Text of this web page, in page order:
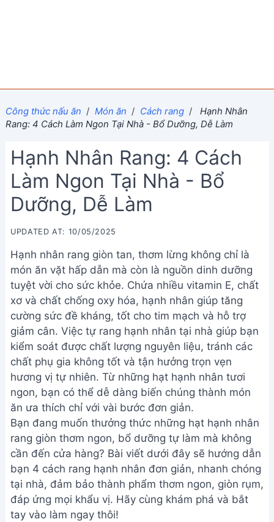
Công thức nấu ăn / Món ăn / Cách rang /
Hạnh Nhân
Rang: 4 Cách Làm Ngon Tại Nhà - Bổ Dưỡng, Dễ Làm
Hạnh Nhân Rang: 4 Cách
Làm Ngon Tại Nhà - Bổ
Dưỡng, Dễ Làm
UPDATED AT: 10/05/2025
Hạnh nhân rang giòn tan, thơm lừng không chỉ là
món ăn vặt hấp dẫn mà còn là nguồn dinh dưỡng
tuyệt vời cho sức khỏe. Chứa nhiều vitamin E, chất
xơ và chất chống oxy hóa, hạnh nhân giúp tăng
cường sức đề kháng, tốt cho tim mạch và hỗ trợ
giảm cân. Việc tự rang hạnh nhân tại nhà giúp bạn
kiểm soát được chất lượng nguyên liệu, tránh các
chất phụ gia không tốt và tận hưởng trọn vẹn
hương vị tự nhiên. Từ những hạt hạnh nhân tươi
ngon, bạn có thể dễ dàng biến chúng thành món
ăn ưa thích chỉ với vài bước đơn giản.
Bạn đang muốn thưởng thức những hạt hạnh nhân
rang giòn thơm ngon, bổ dưỡng tự làm mà không
cần đến cửa hàng? Bài viết dưới đây sẽ hướng dẫn
bạn 4 cách rang hạnh nhân đơn giản, nhanh chóng
tại nhà, đảm bảo thành phẩm thơm ngon, giòn rụm,
đáp ứng mọi khẩu vị. Hãy cùng khám phá và bắt
tay vào làm ngay thôi!